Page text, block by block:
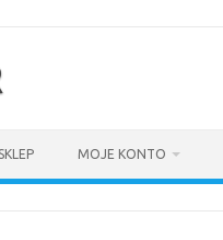
SKLEP MOJE KONTO